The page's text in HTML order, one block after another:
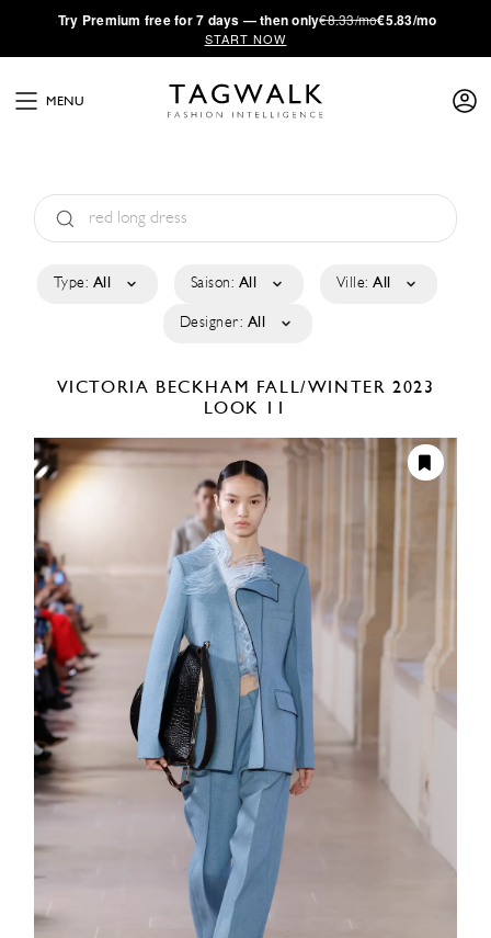
·Try Premium free for 7 days — then only€8.33/mo€5.83/mo
START NOW
MENU
Type: All Saison: All Ville: All
Designer: All
VICTORIA BECKHAM FALL/WINTER 2023
LOOK 11